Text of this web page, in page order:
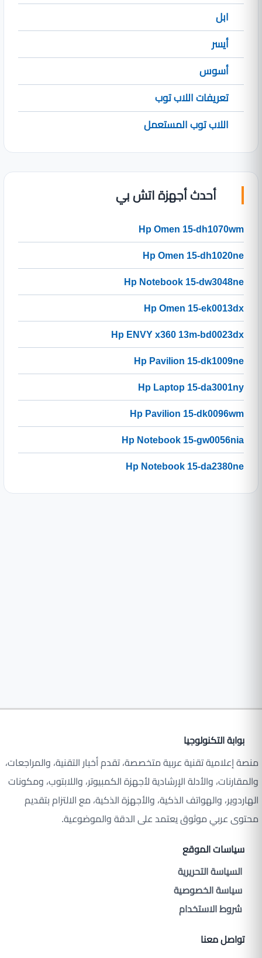
ابل
أيسر
أسوس
تعريفات اللاب توب
اللاب توب المستعمل
أحدث أجهزة اتش بي
Hp Omen 15-dh1070wm
Hp Omen 15-dh1020ne
Hp Notebook 15-dw3048ne
Hp Omen 15-ek0013dx
Hp ENVY x360 13m-bd0023dx
Hp Pavilion 15-dk1009ne
Hp Laptop 15-da3001ny
Hp Pavilion 15-dk0096wm
Hp Notebook 15-gw0056nia
Hp Notebook 15-da2380ne
بوابة التكنولوجيا
منصة إعلامية تقنية عربية متخصصة، تقدم أخبار التقنية، والمراجعات،
والمقارنات، والأدلة الإرشادية لأجهزة الكمبيوتر، واللابتوب، ومكونات
الهاردوير، والهواتف الذكية، والأجهزة الذكية، مع الالتزام بتقديم
محتوى عربي موثوق يعتمد على الدقة والموضوعية.
سياسات الموقع
السياسة التحريرية
سياسة الخصوصية
شروط الاستخدام
تواصل معنا